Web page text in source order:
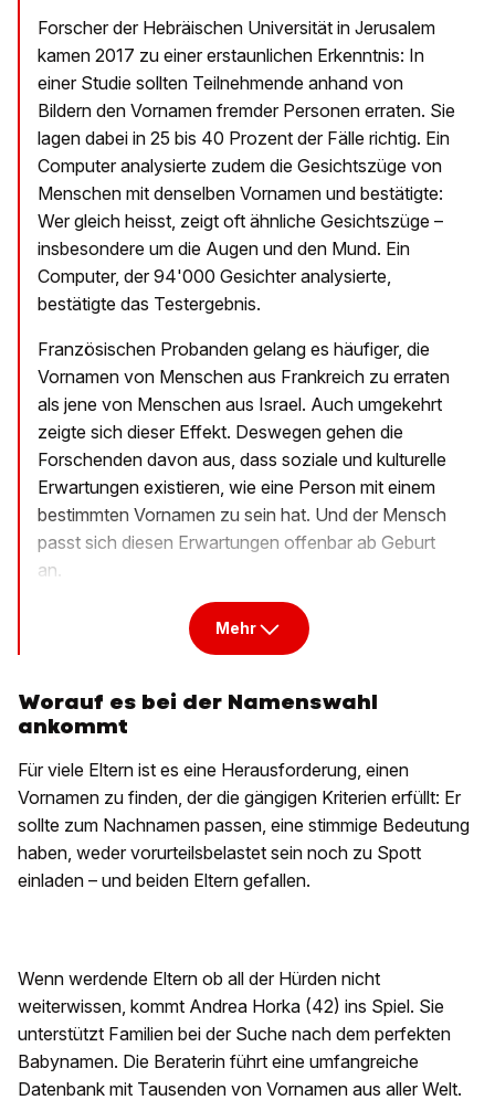
Forscher der Hebräischen Universität in Jerusalem
kamen 2017 zu einer erstaunlichen Erkenntnis: In
einer Studie sollten Teilnehmende anhand von
Bildern den Vornamen fremder Personen erraten. Sie
lagen dabei in 25 bis 40 Prozent der Fälle richtig. Ein
Computer analysierte zudem die Gesichtszüge von
Menschen mit denselben Vornamen und bestätigte:
Wer gleich heisst, zeigt oft ähnliche Gesichtszüge –
insbesondere um die Augen und den Mund. Ein
Computer, der 94'000 Gesichter analysierte,
bestätigte das Testergebnis.
Französischen Probanden gelang es häufiger, die
Vornamen von Menschen aus Frankreich zu erraten
als jene von Menschen aus Israel. Auch umgekehrt
zeigte sich dieser Effekt. Deswegen gehen die
Forschenden davon aus, dass soziale und kulturelle
Erwartungen existieren, wie eine Person mit einem
bestimmten Vornamen zu sein hat. Und der Mensch
passt sich diesen Erwartungen offenbar ab Geburt
an.
Mehr
Worauf es bei der Namenswahl
ankommt
Für viele Eltern ist es eine Herausforderung, einen
Vornamen zu finden, der die gängigen Kriterien erfüllt: Er
sollte zum Nachnamen passen, eine stimmige Bedeutung
haben, weder vorurteilsbelastet sein noch zu Spott
einladen – und beiden Eltern gefallen.
Wenn werdende Eltern ob all der Hürden nicht
weiterwissen, kommt Andrea Horka (42) ins Spiel. Sie
unterstützt Familien bei der Suche nach dem perfekten
Babynamen. Die Beraterin führt eine umfangreiche
Datenbank mit Tausenden von Vornamen aus aller Welt.